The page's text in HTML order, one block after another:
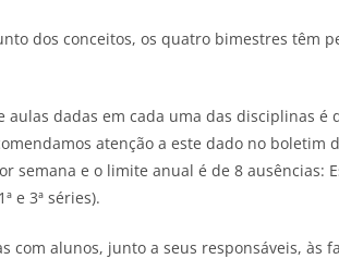
dos conceitos, os quatro bimestres têm
dadas em cada uma das disciplinas é
atenção a este dado no
e o limite anual é de 8 ausências:
e 3ª séries).
com alunos, junto a seus responsáveis, às